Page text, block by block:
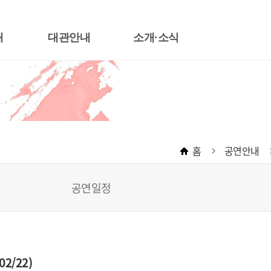
대관안내
대관절차
대관료안내
대관신청서식안내
공연장 안전교육
소개·소식
공연일정
홈 공연안내
22)